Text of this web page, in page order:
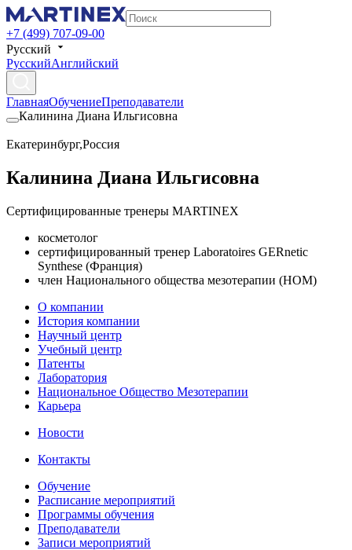
+7 (499) 707-09-00
Русский
РусскийАнглийский
ГлавнаяОбучениеПреподаватели
Калинина Диана Ильгисовна
Екатеринбург,Россия
Калинина Диана Ильгисовна
Сертифицированные тренеры MARTINEX
косметолог
сертифицированный тренер Laboratoires GERnetic
Synthese (Франция)
член Национального общества мезотерапии (НОМ)
О компании
История компании
Научный центр
Учебный центр
Патенты
Лаборатория
Национальное Общество Мезотерапии
Карьера
Новости
Контакты
Обучение
Расписание мероприятий
Программы обучения
Преподаватели
Записи мероприятий